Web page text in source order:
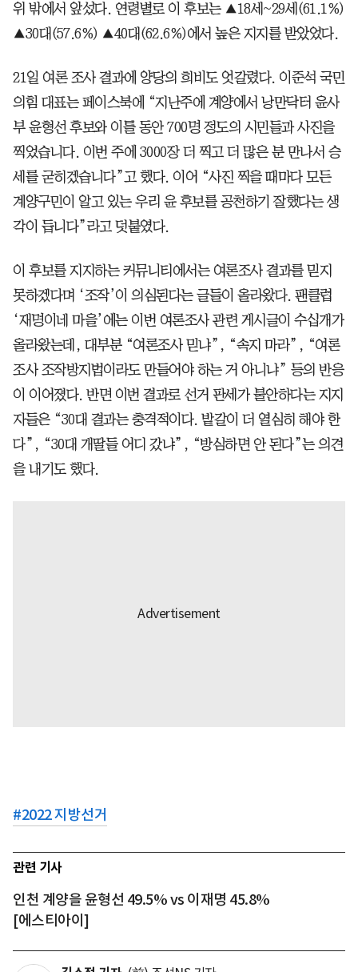
위 밖에서 앞섰다. 연령별로 이 후보는 ▲18세~29세(61.1%)
▲30대(57.6%) ▲40대(62.6%)에서 높은 지지를 받았었다.
21일 여론 조사 결과에 양당의 희비도 엇갈렸다. 이준석 국민
의힘 대표는 페이스북에 “지난주에 계양에서 낭만닥터 윤사
부 윤형선 후보와 이틀 동안 700명 정도의 시민들과 사진을
찍었습니다. 이번 주에 3000장 더 찍고 더 많은 분 만나서 승
세를 굳히겠습니다”고 했다. 이어 “사진 찍을 때마다 모든
계양구민이 알고 있는 우리 윤 후보를 공천하기 잘했다는 생
각이 듭니다”라고 덧붙였다.
이 후보를 지지하는 커뮤니티에서는 여론조사 결과를 믿지
못하겠다며 ‘조작’이 의심된다는 글들이 올라왔다. 팬클럽
‘재명이네 마을’에는 이번 여론조사 관련 게시글이 수십개가
올라왔는데, 대부분 “여론조사 믿냐”, “속지 마라”, “여론
조사 조작방지법이라도 만들어야 하는 거 아니냐” 등의 반응
이 이어졌다. 반면 이번 결과로 선거 판세가 불안하다는 지지
자들은 “30대 결과는 충격적이다. 밭갈이 더 열심히 해야 한
다”, “30대 개딸들 어디 갔냐”, “방심하면 안 된다”는 의견
을 내기도 했다.
#2022 지방선거
관련 기사
인천 계양을 윤형선 49.5% vs 이재명 45.8%
[에스티아이]